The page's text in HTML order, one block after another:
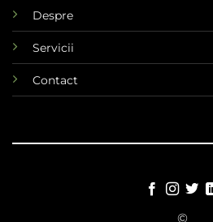
Despre
Servicii
Contact
©